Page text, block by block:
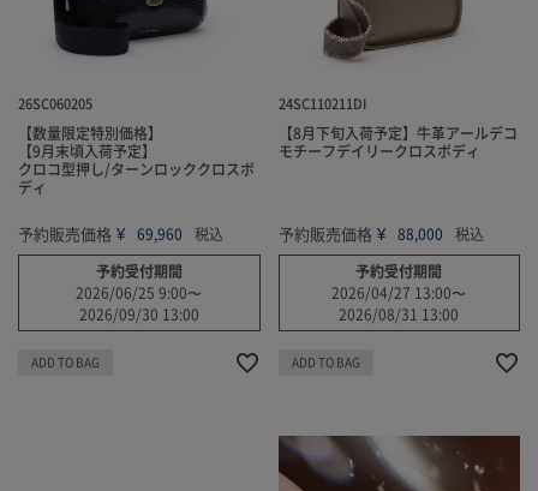
26SC060205
【数量限定特別価格】
【9月末頃入荷予定】
クロコ型押し/ターンロッククロスボ
ディ
予約販売価格 ¥ 69,960
税込
予約受付期間
2026/06/25 9:00〜
2026/09/30 13:00
ADD TO BAG
24SC110211DI
【8月下旬入荷予定】牛革アールデコ
モチーフデイリークロスボディ
予約販売価格 ¥ 88,000
税込
予約受付期間
2026/04/27 13:00〜
2026/08/31 13:00
ADD TO BAG